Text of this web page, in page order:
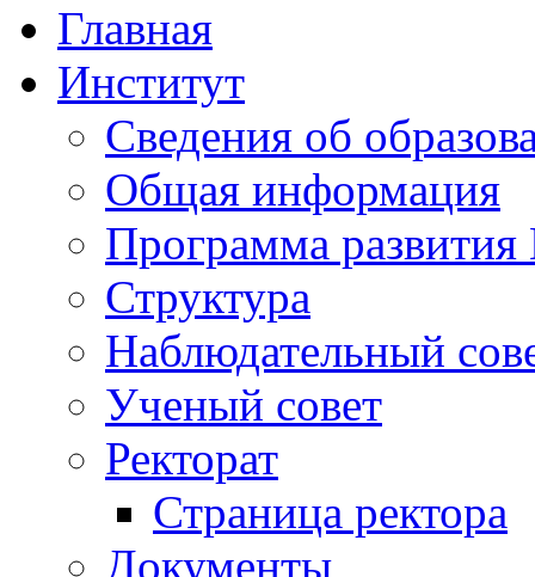
Главная
Институт
Сведения об
Общая информация
Программа
Структура
Наблюдательный
Ученый совет
Ректорат
Страница ректора
Документы